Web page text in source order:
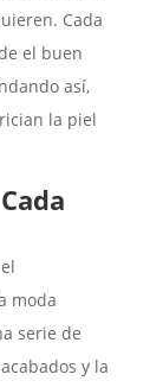
Cada
el buen
así,
la piel
moda
serie de
y la